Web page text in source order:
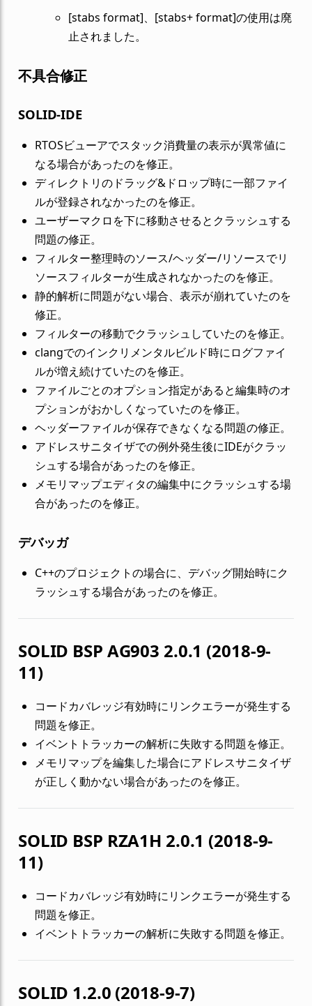
[stabs format]、[stabs+ format]の使用は廃
止されました。
不具合修正
SOLID-IDE
RTOSビューアでスタック消費量の表示が異常値に
なる場合があったのを修正。
ディレクトリのドラッグ&ドロップ時に一部ファイ
ルが登録されなかったのを修正。
ユーザーマクロを下に移動させるとクラッシュする
問題の修正。
フィルター整理時のソース/ヘッダー/リソースでリ
ソースフィルターが生成されなかったのを修正。
静的解析に問題がない場合、表示が崩れていたのを
修正。
フィルターの移動でクラッシュしていたのを修正。
clangでのインクリメンタルビルド時にログファイ
ルが増え続けていたのを修正。
ファイルごとのオプション指定があると編集時のオ
プションがおかしくなっていたのを修正。
ヘッダーファイルが保存できなくなる問題の修正。
アドレスサニタイザでの例外発生後にIDEがクラッ
シュする場合があったのを修正。
メモリマップエディタの編集中にクラッシュする場
合があったのを修正。
デバッガ
C++のプロジェクトの場合に、デバッグ開始時にク
ラッシュする場合があったのを修正。
SOLID BSP AG903 2.0.1 (2018-9-
11)
コードカバレッジ有効時にリンクエラーが発生する
問題を修正。
イベントトラッカーの解析に失敗する問題を修正。
メモリマップを編集した場合にアドレスサニタイザ
が正しく動かない場合があったのを修正。
SOLID BSP RZA1H 2.0.1 (2018-9-
11)
コードカバレッジ有効時にリンクエラーが発生する
問題を修正。
イベントトラッカーの解析に失敗する問題を修正。
SOLID 1.2.0 (2018-9-7)